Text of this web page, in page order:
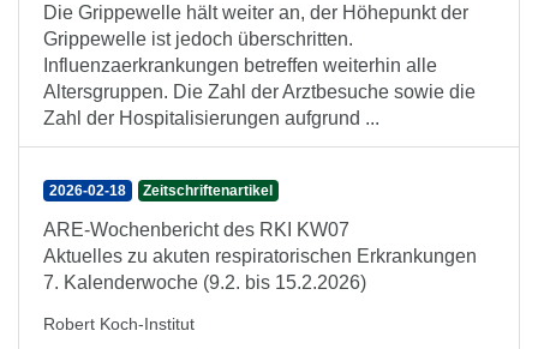
Die Grippewelle hält weiter an, der Höhepunkt der
Grippewelle ist jedoch überschritten.
Influenzaerkrankungen betreffen weiterhin alle
Altersgruppen. Die Zahl der Arztbesuche sowie die
Zahl der Hospitalisierungen aufgrund ...
2026-02-18 Zeitschriftenartikel
ARE-Wochenbericht des RKI KW07
Aktuelles zu akuten respiratorischen Erkrankungen
7. Kalenderwoche (9.2. bis 15.2.2026)
Robert Koch-Institut